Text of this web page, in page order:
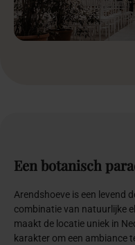
Eenbotanisch
Arendshoeve is een levend
combinatie van natuurlijke
maakt de locatie uniek in
karakter om een ambiance